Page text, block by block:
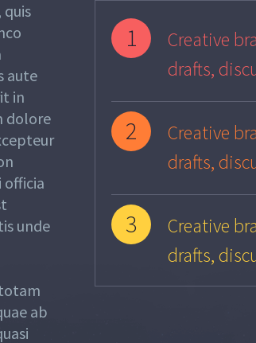
quis
aute
in
dolore
officia
unde
ab
1
Creative
drafts,
2
Creative
drafts,
3
Creative
drafts,